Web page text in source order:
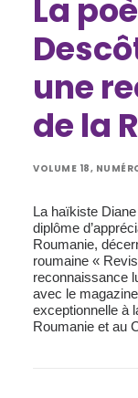
La
une
de la
VOLUME 18,
La haïkiste
diplôme
Roumanie,
roumaine «
reconnaissance
avec le magazine
exceptionnelle à
Roumanie et au